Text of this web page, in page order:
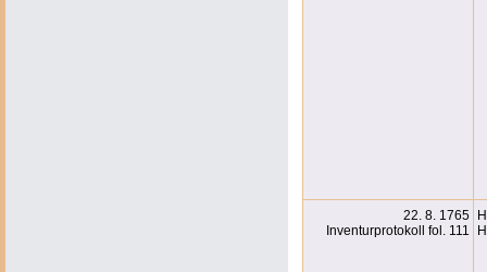
22. 8. 1765
Inventurprotokoll fol. 111